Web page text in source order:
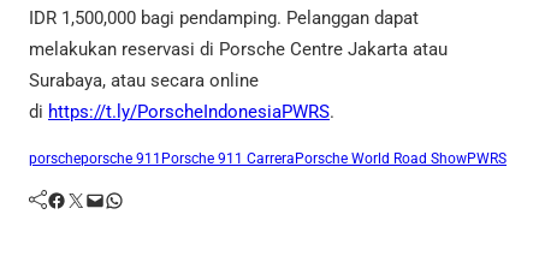
IDR 1,500,000 bagi pendamping. Pelanggan dapat
melakukan reservasi di Porsche Centre Jakarta atau
Surabaya, atau secara online
di https://t.ly/PorscheIndonesiaPWRS.
porscheporsche 911 Porsche 911 CarreraPorsche World Road ShowPWRS
Facebook Twitter Mail WhatsApp